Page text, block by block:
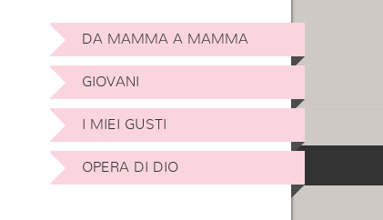
DA MAMMA A MAMMA
GIOVANI
I MIEI GUSTI
OPERA DI DIO